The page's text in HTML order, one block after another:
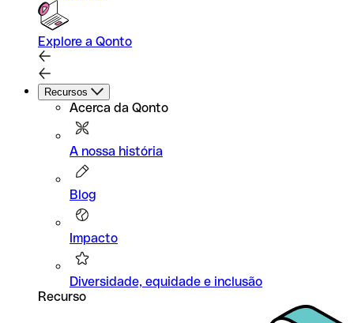
Explore a Qonto
Recursos
Acerca da Qonto
A nossa história
Blog
Impacto
Diversidade, equidade e inclusão
Recurso